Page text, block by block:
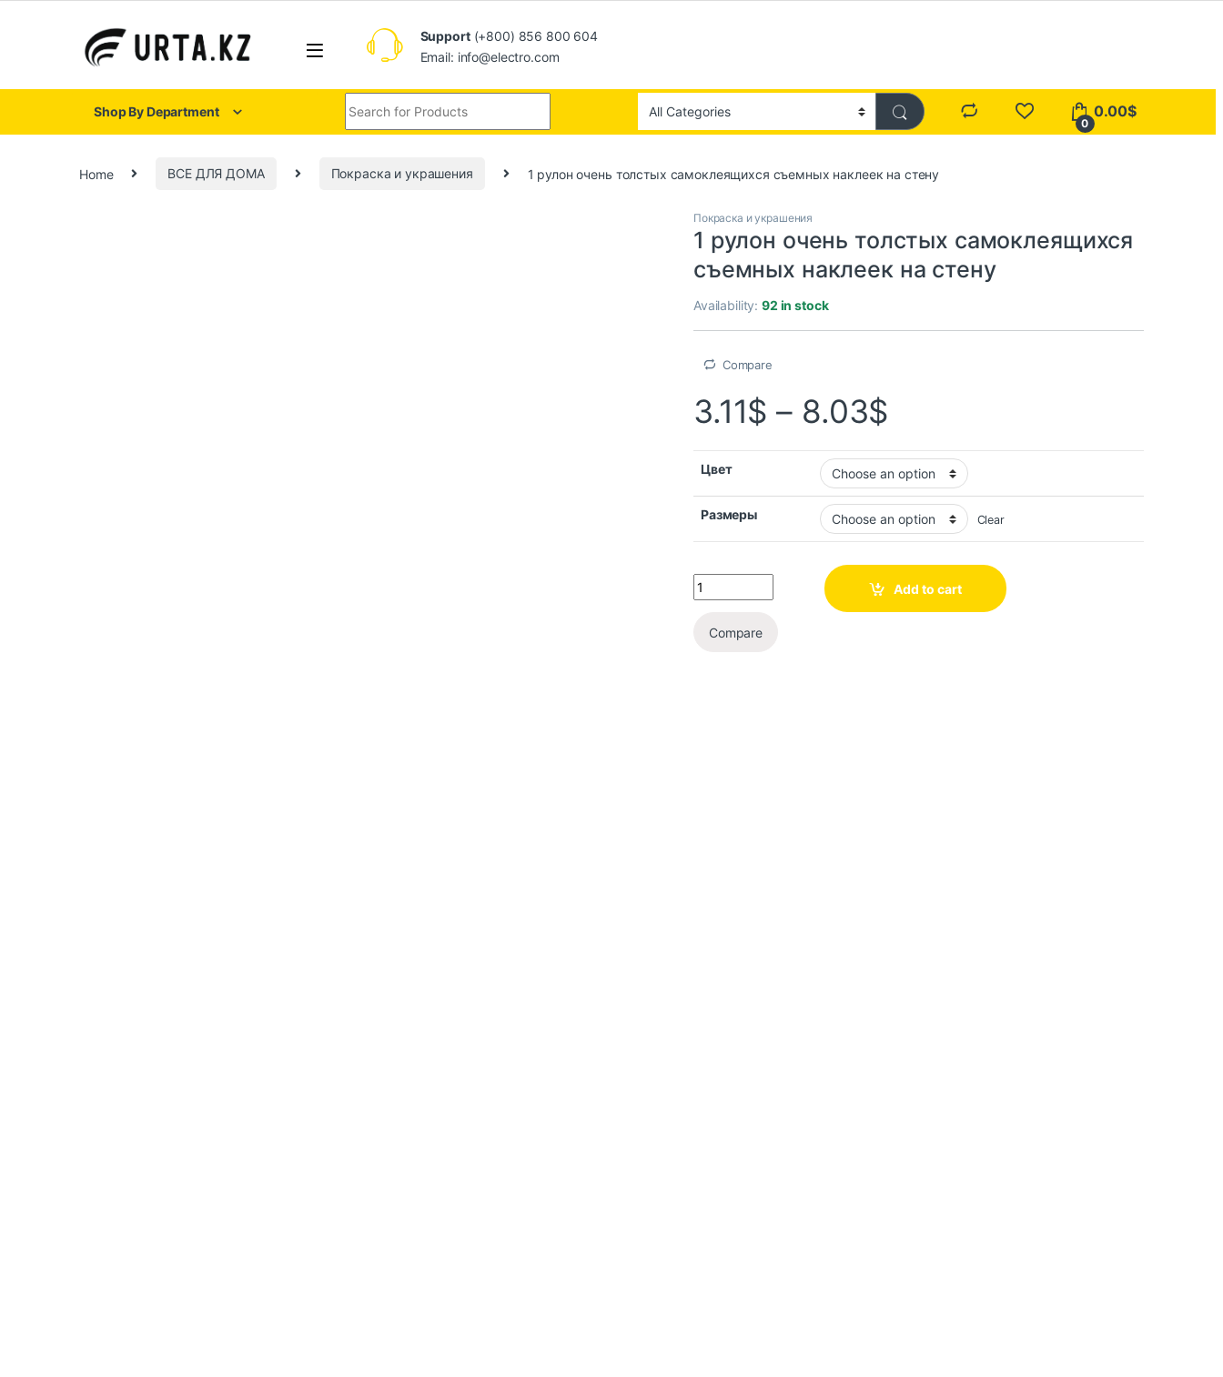
Support(+800) 856 800 604
Email: info@electro.com
Shop By Department
0
0.00$
Home ВСЕ ДЛЯ ДОМА Покраска и украшения 1 рулон очень толстых самоклеящихся съемных наклеек на стену
Покраска и украшения
1 рулон очень толстых самоклеящихся
съемных наклеек на стену
Availability:92 in stock
Compare
3.11$ – 8.03$
Цвет
Размеры Clear
Add to cart
Compare